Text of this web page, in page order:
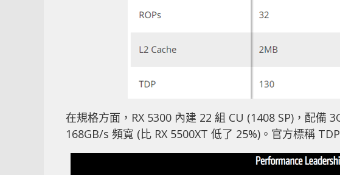
在規格方面，RX 5300 內建 22 組 CU (1408 SP)，配備
168GB/s 頻寬 (比 RX 5500XT 低了 25%)。官方標稱